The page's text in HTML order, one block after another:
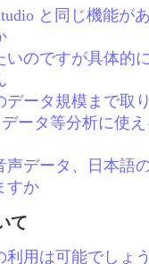
と同じ機能が
いのですが具体的
データ規模まで取
ータ等分析に使
声データ、日本語
すか
て
利用は可能でしょ